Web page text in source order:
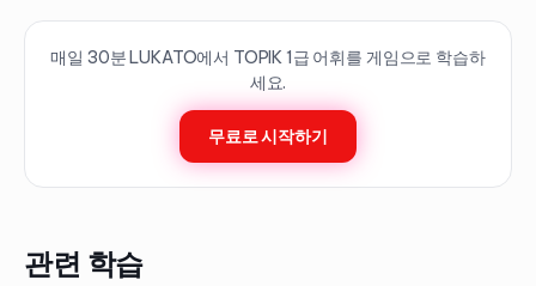
매일 30분 LUKATO에서 TOPIK 1급 어휘를 게임으로 학습하
세요.
무료로 시작하기
관련 학습